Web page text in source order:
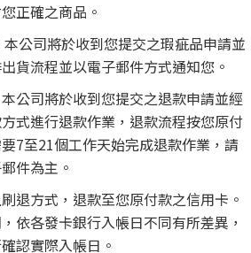
正確之商品。
公司將於收到您提交之瑕疵品申請並
貨流程並以電子郵件方式通知您。
本公司將於收到您提交之退款申請並經
式進行退款作業，退款流程按您原付
7至21個工作天始完成退款作業，請
件為主。
退方式，退款至您原付款之信用卡。
依各發卡銀行入帳日不同有所差異，
認實際入帳日。